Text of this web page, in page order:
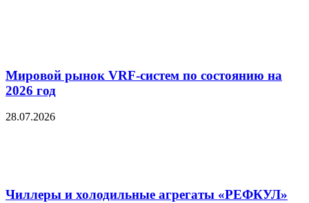
Мировой рынок VRF-систем по состоянию на
2026 год
28.07.2026
Чиллеры и холодильные агрегаты «РЕФКУЛ»